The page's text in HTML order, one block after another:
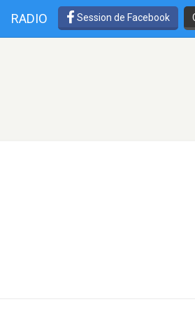
RADIO Session de Facebook